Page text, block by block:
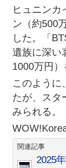
ヒュニンカ
ン（約500
した。「
遺族に深い
1000万円）
このように
たが、スタ
みられる。
関連記事
2025